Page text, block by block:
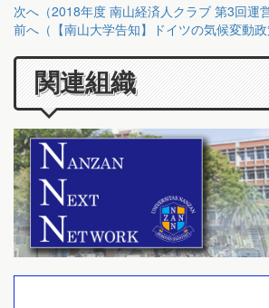
次へ（2018年度 南山経済人クラブ 第3回運
前へ（【南山大学告知】ドイツの気候変動政
関連組織